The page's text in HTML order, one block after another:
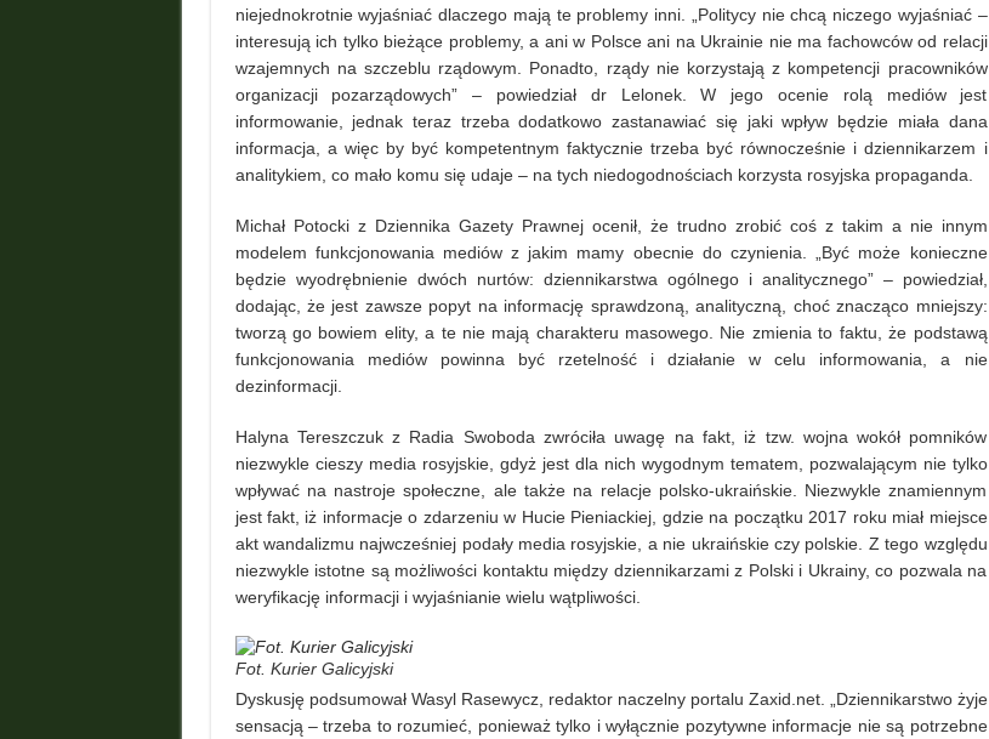
niejednokrotnie wyjaśniać dlaczego mają te problemy inni. „Politycy nie chcą niczego wyjaśniać –
interesują ich tylko bieżące problemy, a ani w Polsce ani na Ukrainie nie ma fachowców od relacji
wzajemnych na szczeblu rządowym. Ponadto, rządy nie korzystają z kompetencji pracowników
organizacji pozarządowych” – powiedział dr Lelonek. W jego ocenie rolą mediów jest
informowanie, jednak teraz trzeba dodatkowo zastanawiać się jaki wpływ będzie miała dana
informacja, a więc by być kompetentnym faktycznie trzeba być równocześnie i dziennikarzem i
analitykiem, co mało komu się udaje – na tych niedogodnościach korzysta rosyjska propaganda.
Michał Potocki z Dziennika Gazety Prawnej ocenił, że trudno zrobić coś z takim a nie innym
modelem funkcjonowania mediów z jakim mamy obecnie do czynienia. „Być może konieczne
będzie wyodrębnienie dwóch nurtów: dziennikarstwa ogólnego i analitycznego” – powiedział,
dodając, że jest zawsze popyt na informację sprawdzoną, analityczną, choć znacząco mniejszy:
tworzą go bowiem elity, a te nie mają charakteru masowego. Nie zmienia to faktu, że podstawą
funkcjonowania mediów powinna być rzetelność i działanie w celu informowania, a nie
dezinformacji.
Halyna Tereszczuk z Radia Swoboda zwróciła uwagę na fakt, iż tzw. wojna wokół pomników
niezwykle cieszy media rosyjskie, gdyż jest dla nich wygodnym tematem, pozwalającym nie tylko
wpływać na nastroje społeczne, ale także na relacje polsko-ukraińskie. Niezwykle znamiennym
jest fakt, iż informacje o zdarzeniu w Hucie Pieniackiej, gdzie na początku 2017 roku miał miejsce
akt wandalizmu najwcześniej podały media rosyjskie, a nie ukraińskie czy polskie. Z tego względu
niezwykle istotne są możliwości kontaktu między dziennikarzami z Polski i Ukrainy, co pozwala na
weryfikację informacji i wyjaśnianie wielu wątpliwości.
Fot. Kurier Galicyjski
Dyskusję podsumował Wasyl Rasewycz, redaktor naczelny portalu Zaxid.net. „Dziennikarstwo żyje
sensacją – trzeba to rozumieć, ponieważ tylko i wyłącznie pozytywne informacje nie są potrzebne